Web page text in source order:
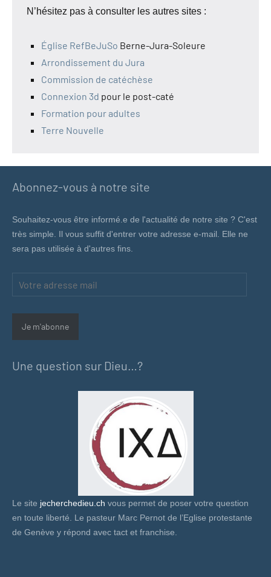
N’hésitez pas à consulter les autres sites :
Église RefBeJuSo Berne-Jura-Soleure
Arrondissement du Jura
Commission de catéchèse
Connexion 3d pour le post-caté
Formation pour adultes
Terre Nouvelle
Abonnez-vous à notre site
Souhaitez-vous être informé.e de l'actualité de notre site ? C'est
très simple. Il vous suffit d'entrer votre adresse e-mail. Elle ne
sera pas utilisée à d'autres fins.
Je m'abonne
Une question sur Dieu…?
Le site jecherchedieu.ch vous permet de poser votre question
en toute liberté. Le pasteur Marc Pernot de l’Eglise protestante
de Genève y répond avec tact et franchise.